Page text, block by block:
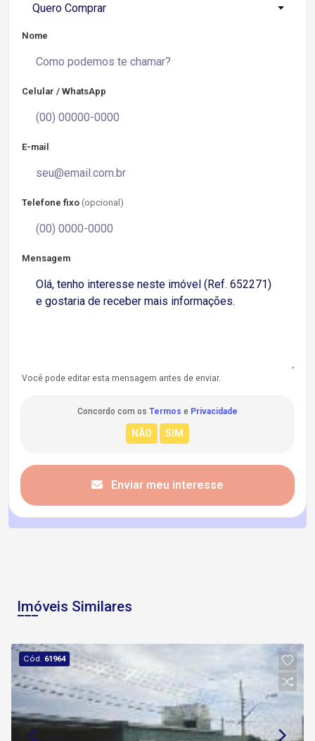
Quero Comprar
Nome
Celular / WhatsApp
E-mail
Telefone fixo (opcional)
Mensagem
Você pode editar esta mensagem antes de enviar.
Concordo com os Termos e Privacidade
Enviar meu interesse
Imóveis Similares
Cód. 61964